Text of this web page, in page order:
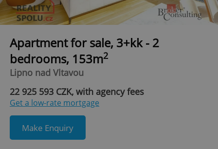
Apartment for sale, 3+kk - 2
bedrooms, 153m2
Lipno nad Vltavou
22 925 593 CZK, with agency fees
Get a low-rate mortgage
Make Enquiry